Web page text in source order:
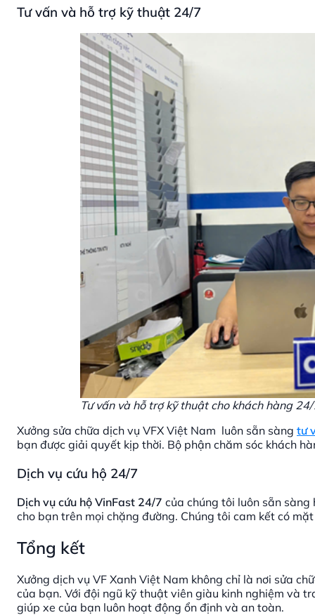
Tư vấn và hỗ trợ kỹ thuật 24/7
Tư vấn và hỗ trợ kỹ thuật cho khách hàng
Xưởng sửa chữa dịch vụ VFX Việt Nam luôn sẵn sàng tư
bạn được giải quyết kịp thời. Bộ phận chăm sóc khách
Dịch vụ cứu hộ 24/7
Dịch vụ cứu hộ VinFast 24/7 của chúng tôi luôn sẵn
cho bạn trên mọi chặng đường. Chúng tôi cam kết có
Tổng kết
Xưởng dịch vụ VF Xanh Việt Nam không chỉ là nơi sửa
của bạn. Với đội ngũ kỹ thuật viên giàu kinh nghiệm và
giúp xe của bạn luôn hoạt động ổn định và an toàn.